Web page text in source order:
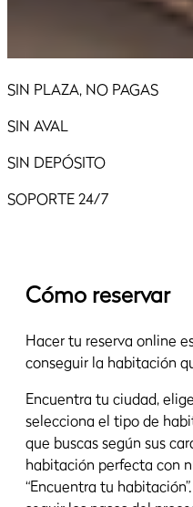
SIN PLAZA, NO PAGAS
SIN AVAL
SIN DEPÓSITO
SOPORTE 24/7
Cómo reservar
Hacer tu reserva online
conseguir la habitación
Encuentra tu ciudad,
selecciona el tipo de
que buscas según sus
habitación perfecta con
“Encuentra tu